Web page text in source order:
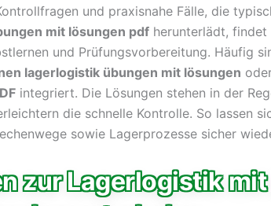
und praxisnahe Fälle, die
mit lösungen pdf herunterlädt,
und Prüfungsvorbereitung. Häufig
lagerlogistik übungen mit lösungen
integriert. Die Lösungen stehen in der
die schnelle Kontrolle. So lassen
sowie Lagerprozesse sicher
zur Lagerlogistik mit